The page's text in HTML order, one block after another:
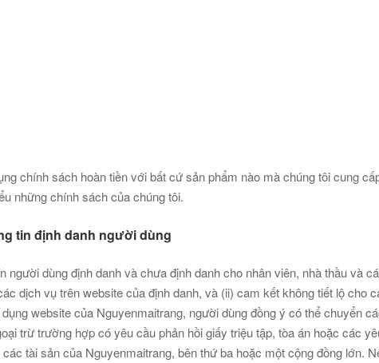
chính sách hoàn tiền với bất cứ sản phẩm nào mà chúng tôi cung
những chính sách của chúng tôi.
tin định danh người dùng
người dùng định danh và chưa định danh cho nhân viên, nhà thầu
dịch vụ trên website của định danh, và (ii) cam kết không tiết lộ
website của Nguyenmaitrang, người dùng đồng ý có thể chuyển
trừ trường hợp có yêu cầu phản hồi giấy triệu tập, tòa án hoặc các
tài sản của Nguyenmaitrang, bên thứ ba hoặc một cộng đồng